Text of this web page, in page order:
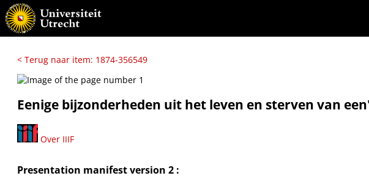
< Terug naar item: 1874-356549
Eenige bijzonderheden uit het leven en sterven van
Over IIIF
Presentation manifest version 2 :